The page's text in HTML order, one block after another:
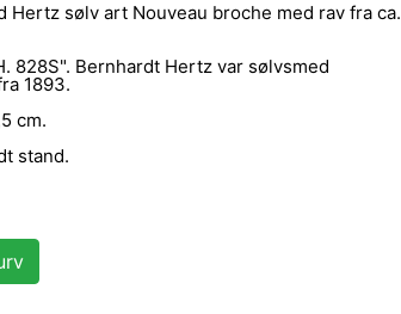
Hertz sølv art Nouveau broche med rav fra ca.
828S". Bernhardt Hertz var sølvsmed
1893.
cm.
stand.